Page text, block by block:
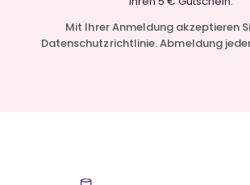
Mit Ihrer Anmeldung akzeptieren
Datenschutzrichtlinie. Abmeldung